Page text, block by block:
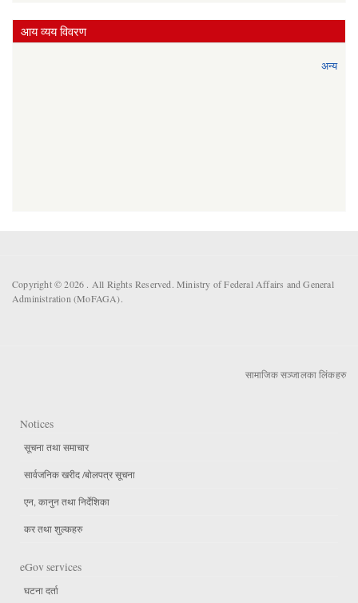
आय व्यय विवरण
अन्य
Copyright © 2026 . All Rights Reserved. Ministry of Federal Affairs and General
Administration (MoFAGA).
सामाजिक सञ्जालका लिंकहरु
Notices
सूचना तथा समाचार
सार्वजनिक खरीद /बोलपत्र सूचना
एन, कानुन तथा निर्देशिका
कर तथा शुल्कहरु
eGov services
घटना दर्ता